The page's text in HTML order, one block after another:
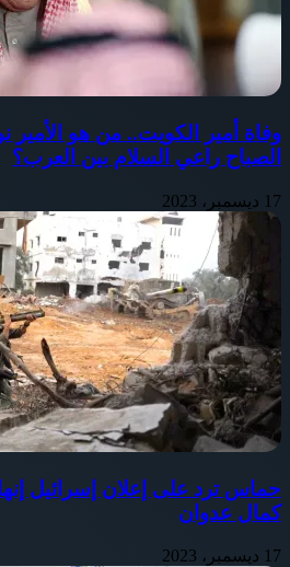
وفاة أمير الكويت.. من هو الأمير
الصباح راعي السلام بين العرب؟
17 ديسمبر، 2023
حماس ترد على إعلان إسرائيل
كمال عدوان
17 ديسمبر، 2023